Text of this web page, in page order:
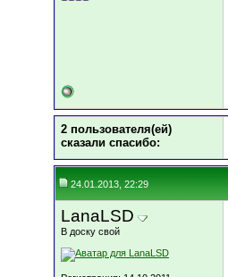
2 пользователя(ей)
сказали cпасибо:
24.01.2013, 22:29
LanaLSD
В доску свой